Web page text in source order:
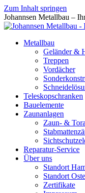
Zum Inhalt springen
Johannsen Metallbau –
Metallbau
Geländer &
Treppen
Vordächer
Teleskopschranken
Bauelemente
Zaunanlagen
Zaun- &
Reparatur-Service
Über uns
Standort
Standort
Zertifikate